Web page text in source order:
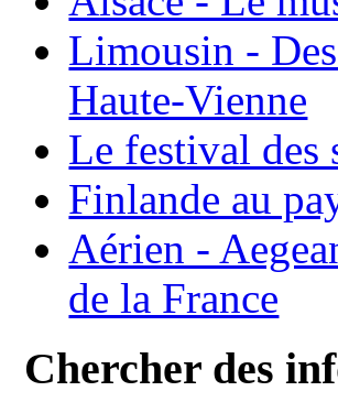
Limousin -
Haute-Vienne
Le festival des
Finlande au
Aérien -
de la France
Chercher des